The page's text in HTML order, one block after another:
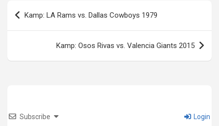
Innleggsnavigasjon
Kamp: LA Rams vs. Dallas Cowboys 1979
Kamp: Osos Rivas vs. Valencia Giants 2015
Subscribe Login